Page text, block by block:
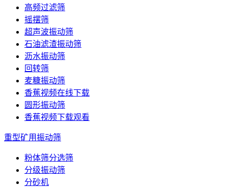
高频过滤筛
摇摆筛
超声波振动筛
石油滤渣振动筛
沥水振动筛
回转筛
麦糠振动筛
香蕉视频在线下载
圆形振动筛
香蕉视频下载观看
重型矿用振动筛
粉体筛分选筛
分级振动筛
分砂机